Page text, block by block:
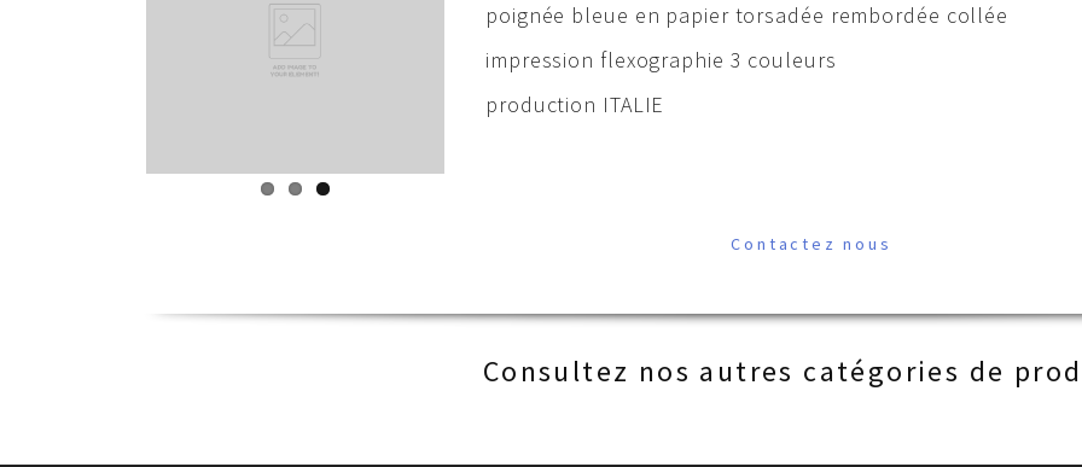
poignée bleue en papier torsadée rembordée collée
impression flexographie 3 couleurs
production ITALIE
Contactez nous
Consultez nos autres catégories de